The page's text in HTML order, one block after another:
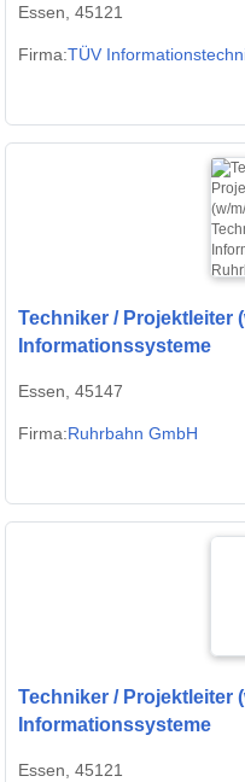
Essen, 45121
Firma:TÜV
Techniker / Projektleiter
Informationssysteme
Essen, 45147
Firma:Ruhrbahn GmbH
Techniker / Projektleiter
Informationssysteme
Essen, 45121